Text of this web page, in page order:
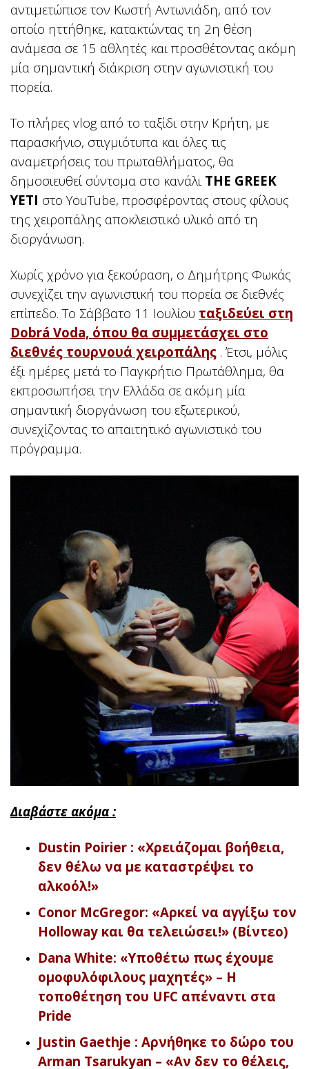
αντιμετώπισε τον Κωστή Αντωνιάδη, από τον
οποίο ηττήθηκε, κατακτώντας τη 2η θέση
ανάμεσα σε 15 αθλητές και προσθέτοντας ακόμη
μία σημαντική διάκριση στην αγωνιστική του
πορεία.
Το πλήρες vlog από το ταξίδι στην Κρήτη, με
παρασκήνιο, στιγμιότυπα και όλες τις
αναμετρήσεις του πρωταθλήματος, θα
δημοσιευθεί σύντομα στο κανάλι THE GREEK
YETI στο YouTube, προσφέροντας στους φίλους
της χειροπάλης αποκλειστικό υλικό από τη
διοργάνωση.
Χωρίς χρόνο για ξεκούραση, ο Δημήτρης Φωκάς
συνεχίζει την αγωνιστική του πορεία σε διεθνές
επίπεδο. Το Σάββατο 11 Ιουλίου ταξιδεύει στη
Dobrá Voda, όπου θα συμμετάσχει στο
διεθνές τουρνουά χειροπάλης . Έτσι, μόλις
έξι ημέρες μετά το Παγκρήτιο Πρωτάθλημα, θα
εκπροσωπήσει την Ελλάδα σε ακόμη μία
σημαντική διοργάνωση του εξωτερικού,
συνεχίζοντας το απαιτητικό αγωνιστικό του
πρόγραμμα.
Διαβάστε ακόμα :
Dustin Poirier : «Χρειάζομαι βοήθεια,
δεν θέλω να με καταστρέψει το
αλκοόλ!»
Conor McGregor: «Αρκεί να αγγίξω τον
Holloway και θα τελειώσει!» (Βίντεο)
Dana White: «Υποθέτω πως έχουμε
ομοφυλόφιλους μαχητές» – Η
τοποθέτηση του UFC απέναντι στα
Pride
Justin Gaethje : Αρνήθηκε το δώρο του
Arman Tsarukyan – «Αν δεν το θέλεις,